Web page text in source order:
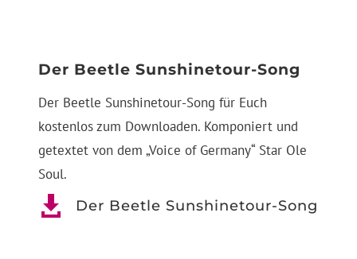
Der Beetle Sunshinetour-Song
Der Beetle Sunshinetour-Song für Euch
kostenlos zum Downloaden. Komponiert und
getextet von dem „Voice of Germany“ Star Ole
Soul.
 Der Beetle Sunshinetour-Song